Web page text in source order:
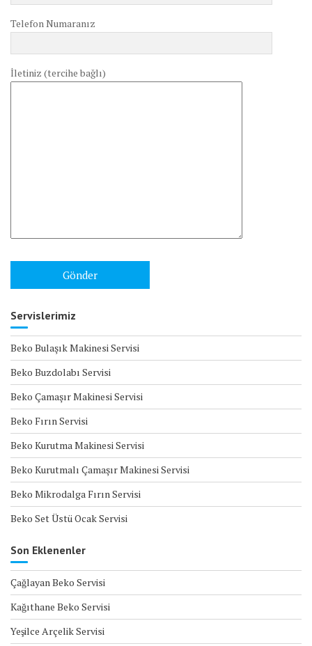
Telefon Numaranız
İletiniz (tercihe bağlı)
Servislerimiz
Beko Bulaşık Makinesi Servisi
Beko Buzdolabı Servisi
Beko Çamaşır Makinesi Servisi
Beko Fırın Servisi
Beko Kurutma Makinesi Servisi
Beko Kurutmalı Çamaşır Makinesi Servisi
Beko Mikrodalga Fırın Servisi
Beko Set Üstü Ocak Servisi
Son Eklenenler
Çağlayan Beko Servisi
Kağıthane Beko Servisi
Yeşilce Arçelik Servisi